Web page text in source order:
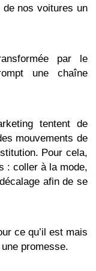
nos voitures un
par le
une chaîne
tentent de
mouvements de
Pour cela,
: coller à la mode,
afin de se
ce qu’il est mais
promesse.